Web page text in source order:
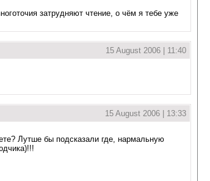
затрудняют чтение, о чём я тебе уже
15 August 2006 | 11:40
15 August 2006 | 13:33
Лутше бы подсказали где, нармальную